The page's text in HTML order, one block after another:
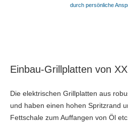
durch persönliche
Einbau-Grillplatten von
Die elektrischen Grillplatten aus
und haben einen hohen Spritzrand
Fettschale zum Auffangen von Öl etc.